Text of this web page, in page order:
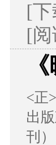
[下
[阅
<正
出
刊